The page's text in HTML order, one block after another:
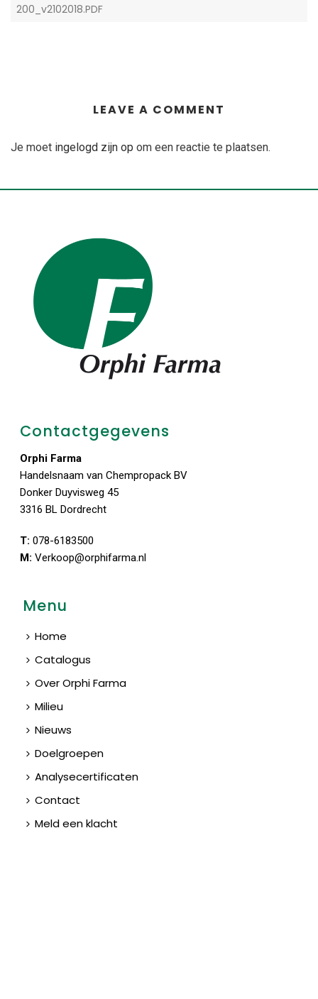
200_v2102018.PDF
LEAVE A COMMENT
Je moet ingelogd zijn op om een reactie te plaatsen.
Contactgegevens
Orphi Farma
Handelsnaam van Chempropack BV
Donker Duyvisweg 45
3316 BL Dordrecht
T: 078-6183500
M: Verkoop@orphifarma.nl
Menu
Home
Catalogus
Over Orphi Farma
Milieu
Nieuws
Doelgroepen
Analysecertificaten
Contact
Meld een klacht